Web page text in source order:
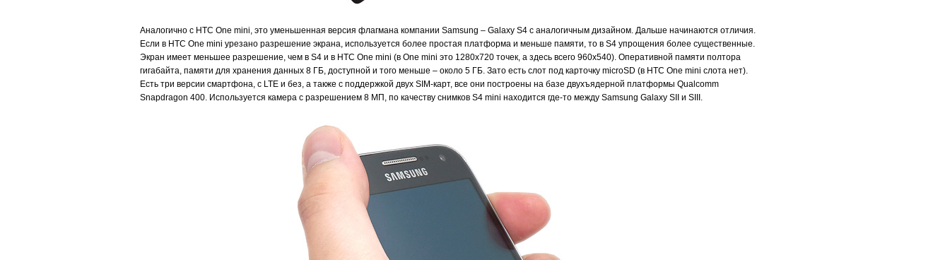
Аналогично с HTC One mini, это уменьшенная версия флагмана компании Samsung – Galaxy S4 с аналогичным дизайном. Дальше начинаются отличия.
Если в HTC One mini урезано разрешение экрана, используется более простая платформа и меньше памяти, то в S4 упрощения более существенные.
Экран имеет меньшее разрешение, чем в S4 и в HTC One mini (в One mini это 1280x720 точек, а здесь всего 960x540). Оперативной памяти полтора
гигабайта, памяти для хранения данных 8 ГБ, доступной и того меньше – около 5 ГБ. Зато есть слот под карточку microSD (в HTC One mini слота нет).
Есть три версии смартфона, с LTE и без, а также с поддержкой двух SIM-карт, все они построены на базе двухъядерной платформы Qualcomm
Snapdragon 400. Используется камера с разрешением 8 МП, по качеству снимков S4 mini находится где-то между Samsung Galaxy SII и SIII.